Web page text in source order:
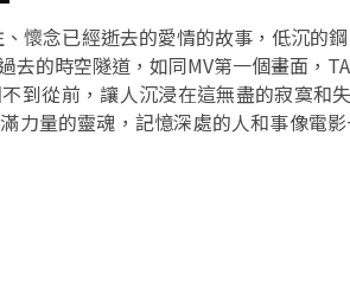
、懷念已經逝去的愛情的故事，低沉的
去的時空隧道，如同MV第一個畫面，
到從前，讓人沉浸在這無盡的寂寞和
力量的靈魂，記憶深處的人和事像電